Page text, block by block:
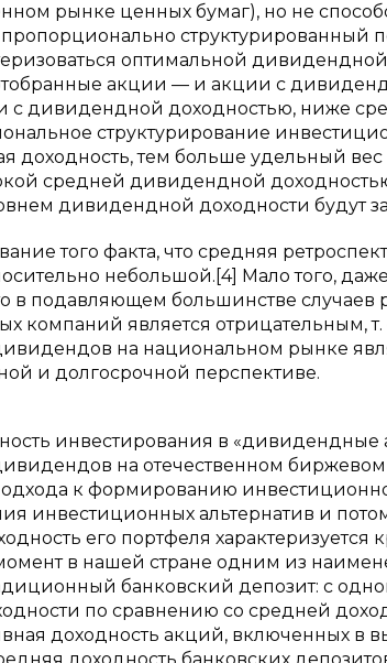
рынке ценных бумаг), но не
пропорционально
оптимальной дивидендной
акции — и акции с
с дивидендной доходностью, ниже
структурирование
доходность, тем больше удельный
средней дивидендной доходностью
дивидендной доходности будут
того факта, что средняя
небольшой.[4] Мало того,
в подавляющем большинстве
компаний является отрицательным,
на национальном рынке
и долгосрочной перспективе.
инвестирования в
на отечественном
к формированию
инвестиционных альтернатив и
его портфеля
в нашей стране одним из
банковский депозит: с
по сравнению со средней
доходность акций, включенных в